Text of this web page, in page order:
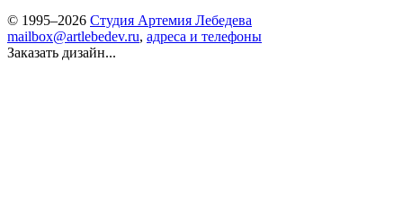
© 1995–2026 Студия Артемия Лебедева
mailbox@artlebedev.ru, адреса и телефоны
Заказать дизайн...